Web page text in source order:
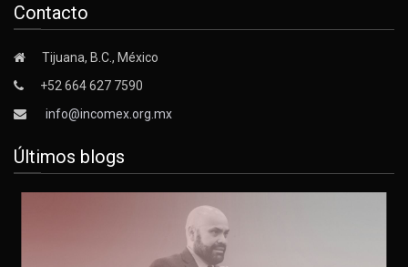
Contacto
Tijuana, B.C., México
+52 664 627 7590
info@incomex.org.mx
Últimos blogs